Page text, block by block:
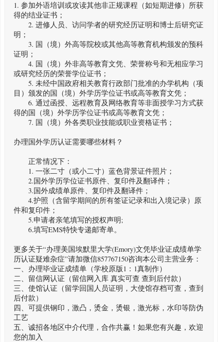
1. 参加外语培训或攻读其他非正规课程（如短期进修）所获
得的结业证书；
2. 进修人员、访问学者的研究经历证明和博士后研究证
明；
3. 国（境）外高等院校或其他高等教育机构颁发的预科
证明；
4. 国（境）外非高等教育文凭、荣誉称号和无相应学习
或研究经历的荣誉学位证书；
5. 未经中国政府相关教育行政部门批准的办学机构（项
目）颁发的国（境）外学历学位证书或高等教育文凭；
6. 通过函授、远程教育及网络教育等非面授学习方式获
得的国（境）外学历学位证书或高等教育文凭；
7. 国（境）外各类职业技能或职业资格证书；
办理国外学历认证需要哪些材料？
正常情况下：
1. 一张二寸（或小二寸）蓝色背景证件照片；
2.国外学历学位证书原件、复印件及翻译件；
3.国外成绩单原件、复印件及翻译件；
4.护照（含留学期间的所有签证记录和出入境记录）原
件和复印件；
5.申请者亲笔填写的授权声明;
6.填写EMS特快专递邮寄单。
更多关于“办理美国埃默里大学(Emory)文凭毕业证成绩单学
历认证疑难杂症”请加微信857767150咨询本公司主营业务：
一、办理毕业证成绩单（学校原版1：1真制作）
二、留信网认证（留信网入库 真实可查 查到后付款）
三、使馆认证（留学回国人员证明，大使馆存档可查，查到
后付款）
四、可提供钢印，激凸，烫金，烫银，激光标，水印等防伪
工艺
五、诚招各地区中介代理，合作共赢！如果您有兴趣，欢迎
您的加入